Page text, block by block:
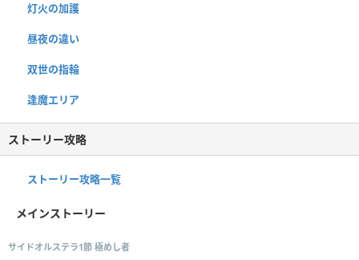
灯火の加護
昼夜の違い
双世の指輪
逢魔エリア
ストーリー攻略
ストーリー攻略一覧
メインストーリー
サイドオルステラ1節 極めし者